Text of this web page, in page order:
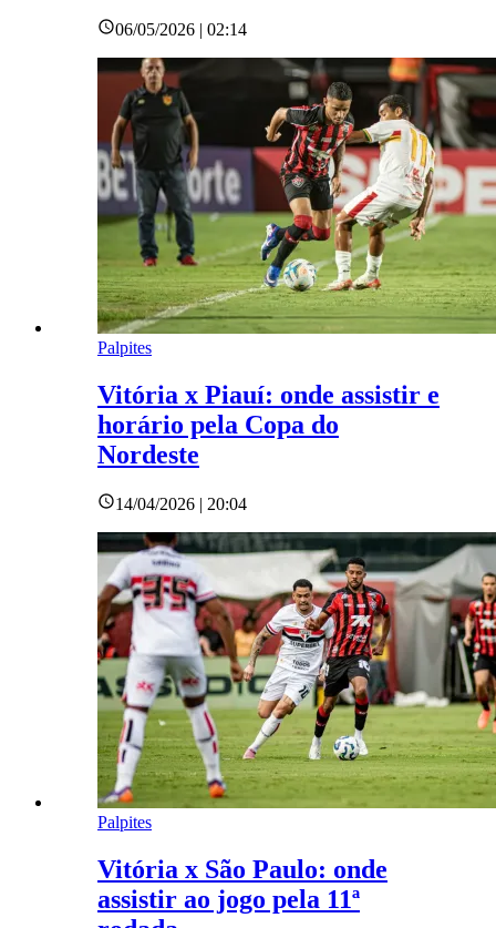
06/05/2026 | 02:14
Palpites
Vitória x Piauí: onde assistir e
horário pela Copa do
Nordeste
14/04/2026 | 20:04
Palpites
Vitória x São Paulo: onde
assistir ao jogo pela 11ª